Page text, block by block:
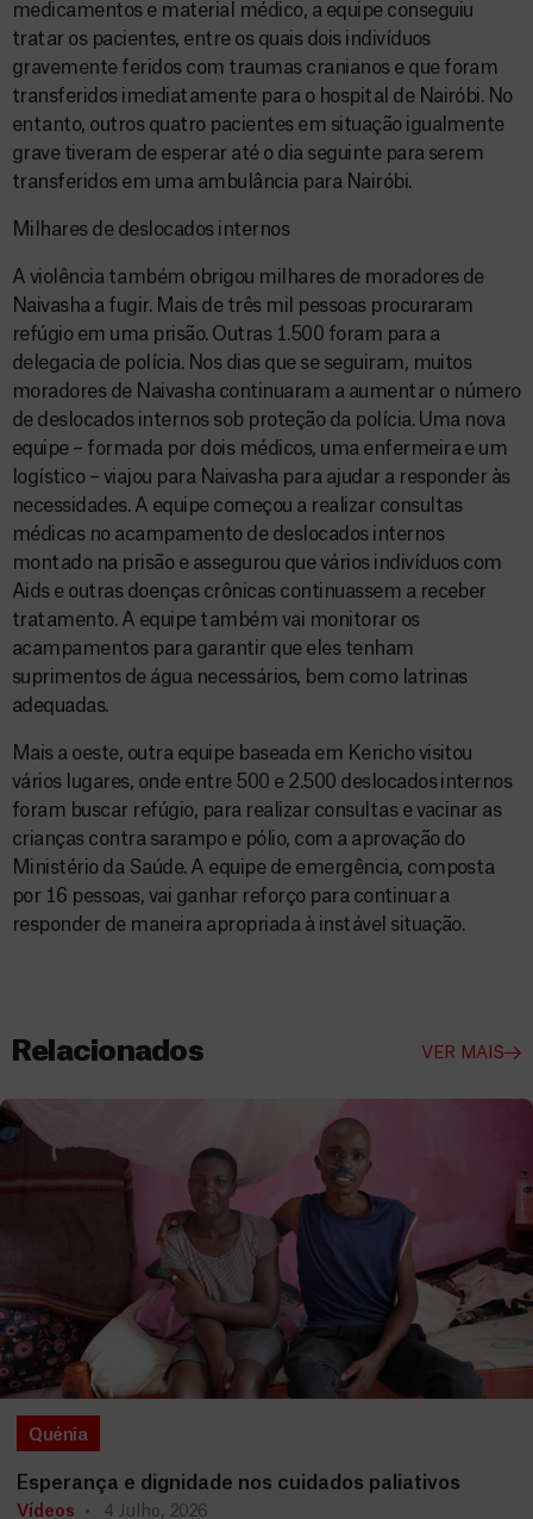
medicamentos e material médico, a equipe conseguiu
tratar os pacientes, entre os quais dois indivíduos
gravemente feridos com traumas cranianos e que foram
transferidos imediatamente para o hospital de Nairóbi. No
entanto, outros quatro pacientes em situação igualmente
grave tiveram de esperar até o dia seguinte para serem
transferidos em uma ambulância para Nairóbi.
Milhares de deslocados internos
A violência também obrigou milhares de moradores de
Naivasha a fugir. Mais de três mil pessoas procuraram
refúgio em uma prisão. Outras 1.500 foram para a
delegacia de polícia. Nos dias que se seguiram, muitos
moradores de Naivasha continuaram a aumentar o número
de deslocados internos sob proteção da polícia. Uma nova
equipe – formada por dois médicos, uma enfermeira e um
logístico – viajou para Naivasha para ajudar a responder às
necessidades. A equipe começou a realizar consultas
médicas no acampamento de deslocados internos
montado na prisão e assegurou que vários indivíduos com
Aids e outras doenças crônicas continuassem a receber
tratamento. A equipe também vai monitorar os
acampamentos para garantir que eles tenham
suprimentos de água necessários, bem como latrinas
adequadas.
Mais a oeste, outra equipe baseada em Kericho visitou
vários lugares, onde entre 500 e 2.500 deslocados internos
foram buscar refúgio, para realizar consultas e vacinar as
crianças contra sarampo e pólio, com a aprovação do
Ministério da Saúde. A equipe de emergência, composta
por 16 pessoas, vai ganhar reforço para continuar a
responder de maneira apropriada à instável situação.
Relacionados VER MAIS
Quénia
Esperança e dignidade nos cuidados paliativos
Vídeos 4 Julho, 2026